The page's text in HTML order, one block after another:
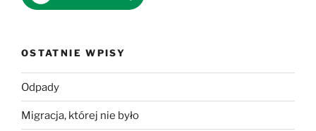
OSTATNIE WPISY
Odpady
Migracja, której nie było